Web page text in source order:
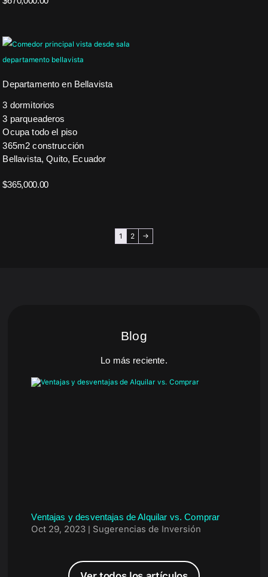
Departamento en Bellavista
3 dormitorios
3 parqueaderos
Ocupa todo el piso
365m2 construcción
Bellavista, Quito, Ecuador
$365,000.00
1 2 →
Blog
Lo más reciente.
Ventajas y desventajas de Alquilar vs. Comprar
Oct 29, 2023 | Sugerencias de Inversión